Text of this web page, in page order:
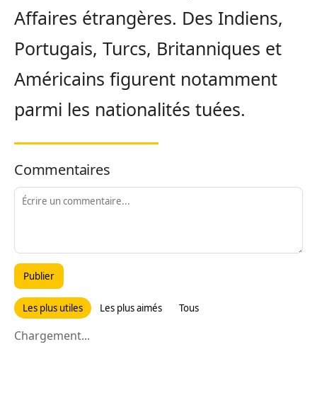
Affaires étrangères. Des Indiens,
Portugais, Turcs, Britanniques et
Américains figurent notamment
parmi les nationalités tuées.
Commentaires
Publier
Les plus utiles Les plus aimés Tous
Chargement...